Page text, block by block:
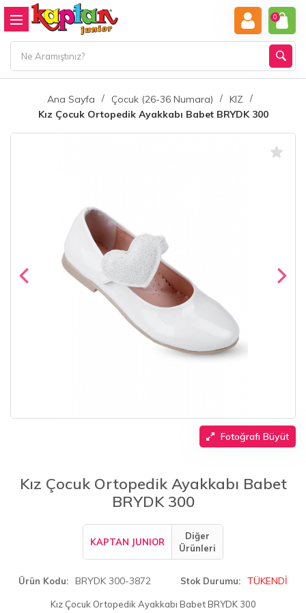
0
Ana Sayfa Çocuk (26-36 Numara)
KIZ
Kız Çocuk Ortopedik Ayakkabı Babet BRYDK 300
Fotoğrafı Büyüt
Kız Çocuk Ortopedik Ayakkabı Babet
BRYDK 300
KAPTAN JUNIOR
Diğer
Ürünleri
Ürün Kodu BRYDK 300-3872 Stok Durumu TÜKENDİ
Kız Çocuk Ortopedik Ayakkabı Babet BRYDK 300